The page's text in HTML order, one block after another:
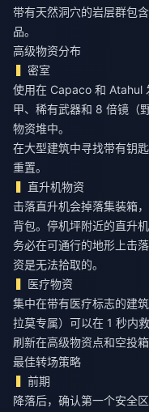
带有天然洞穴的岩层群包
品。
高级物资分布
密室
使用在 Capaco 和 Atahul
甲、稀有武器和 8 倍镜（
物资堆中。
在大型建筑中寻找带有钥
重置。
直升机物资
击落直升机会掉落集装箱
背包。停机坪附近的直升机
务必在可通行的地形上击
资是无法拾取的。
医疗物资
集中在带有医疗标志的建
拉莫专属）可以在 1 秒内
刷新在高级物资点和空投箱
最佳转场策略
前期
降落后，确认第一个安全